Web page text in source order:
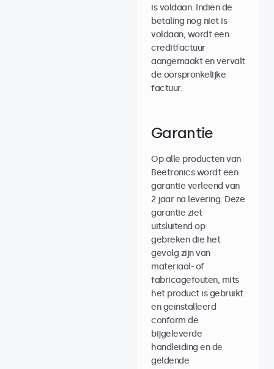
is voldaan. Indien de
betaling nog niet is
voldaan, wordt een
creditfactuur
aangemaakt en vervalt
de oorspronkelijke
factuur.
Garantie
Op alle producten van
Beetronics wordt een
garantie verleend van
2 jaar na levering. Deze
garantie ziet
uitsluitend op
gebreken die het
gevolg zijn van
materiaal- of
fabricagefouten, mits
het product is gebruikt
en geïnstalleerd
conform de
bijgeleverde
handleiding en de
geldende